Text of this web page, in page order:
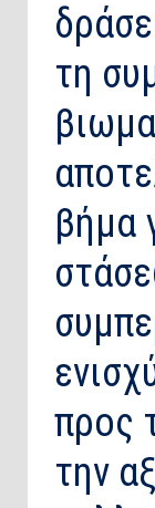
τη
βήμα
προς
την